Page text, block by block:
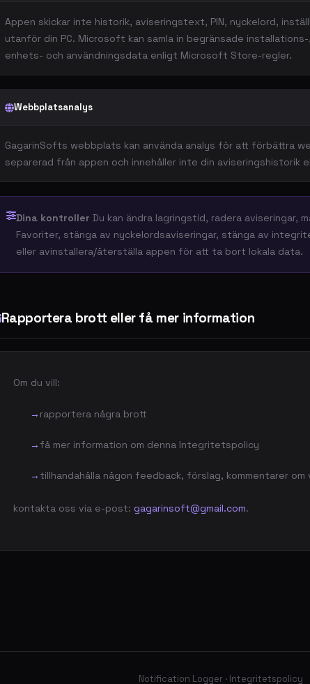
Appen skickar inte historik, aviseringstext, PIN, nyckelord,
utanför din PC. Microsoft kan samla in begränsade
enhets- och användningsdata enligt Microsoft Store-regler.
Webbplatsanalys
GagarinSofts webbplats kan använda analys för att förbättra
separerad från appen och innehåller inte din aviseringshistorik
Dina kontroller Du kan ändra lagringstid, radera aviseringar,
Favoriter, stänga av nyckelordsaviseringar, stänga av
eller avinstallera/återställa appen för att ta bort lokala data.
Rapportera brott eller få mer information
Om du vill:
rapportera några brott
få mer information om denna Integritetspolicy
tillhandahålla någon feedback, förslag, kommentarer
kontakta oss via e-post: gagarinsoft@gmail.com.
Notification Logger · Integritetspolicy